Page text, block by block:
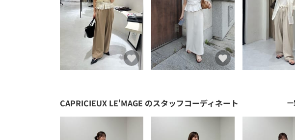
CAPRICIEUX LE'MAGE のスタッフコーディネート 一